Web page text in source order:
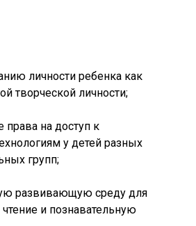
личности ребенка как
творческой личности;
права на доступ к
у детей разных
групп;
развивающую среду для
и познавательную